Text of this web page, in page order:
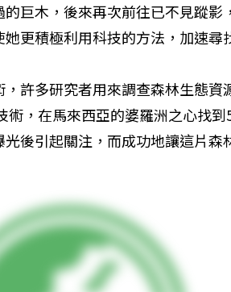
巨木，後來再次前往已不見蹤影
更積極利用科技的方法，加速尋
許多研究者用來調查森林生態資
術，在馬來西亞的婆羅洲之心找
後引起關注，而成功地讓這片森